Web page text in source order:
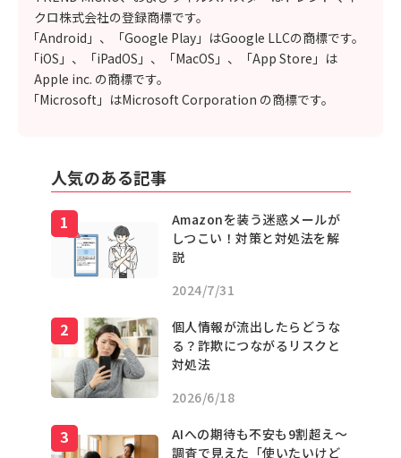
クロ株式会社の登録商標です。
「Android」、「Google Play」はGoogle LLCの商標です。
「iOS」、「iPadOS」、「MacOS」、「App Store」は
Apple inc. の商標です。
「Microsoft」はMicrosoft Corporation の商標です。
人気のある記事
Amazonを装う迷惑メールが
しつこい！対策と対処法を解
説
2024/7/31
個人情報が流出したらどうな
る？詐欺につながるリスクと
対処法
2026/6/18
AIへの期待も不安も9割超え〜
調査で見えた「使いたいけど